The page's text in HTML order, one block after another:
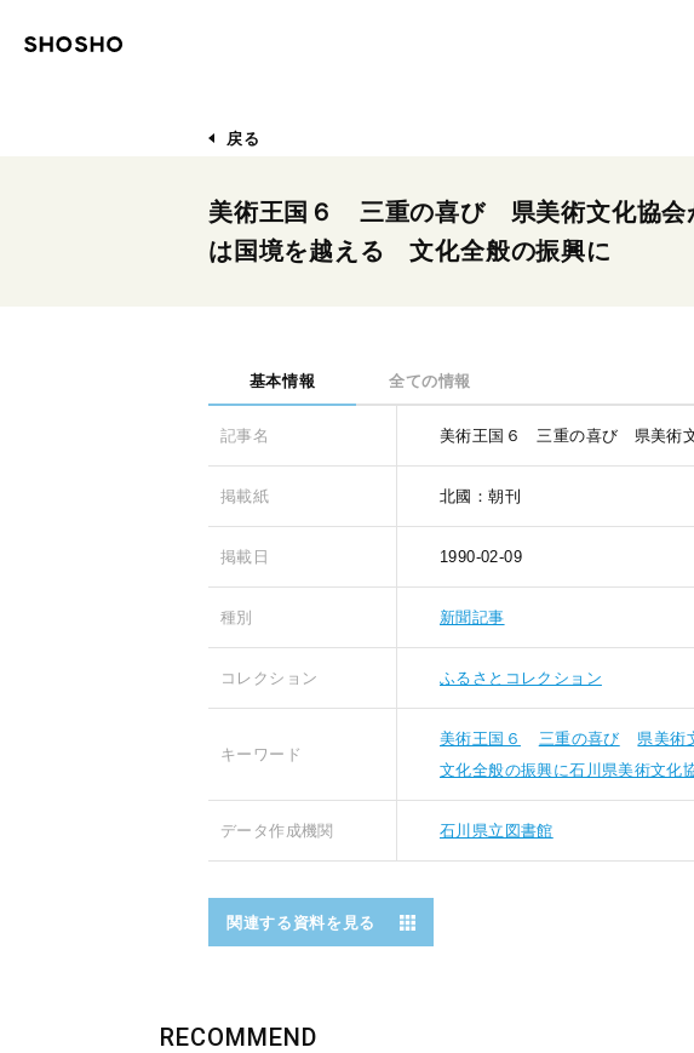
戻る
美術王国６ 三重の喜び 県美術文化協
は国境を越える 文化全般の振興に
基本情報 全ての情報
記事名 美術王国６ 三重の喜び 県美術
掲載紙 北國：朝刊
掲載日 1990-02-09
種別 新聞記事
コレクション ふるさとコレクション
キーワード
美術王国６ 三重の喜び 県美術
文化全般の振興に石川県美術文化
データ作成機関 石川県立図書館
関連する資料を見る
RECOMMEND